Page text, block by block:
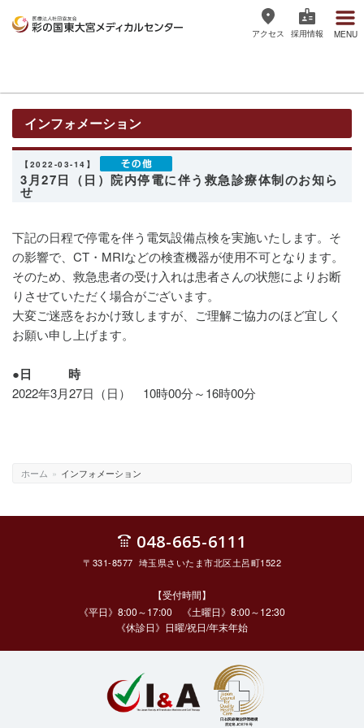
メディカルセンター
アクセス 採用情報 MENU
インフォメーション
【2022-03-14】
3月27日（日）院内停電に伴う救急診療体制のお知ら
せ
下記の日程で停電を伴う電気設備点検を実施いたします。そ
の影響で、CT・MRIなどの検査機器が使用不可となります。
そのため、救急患者の受け入れは患者さんの状態によりお断
りさせていただく場合がございます。
大変ご迷惑をおかけ致しますが、ご理解ご協力のほど宜しく
お願い申し上げます。
●日 時
2022年3月27日（日） 10時00分～16時00分
ホーム » インフォメーション
048-665-6111
〒331-8577 埼玉県さいたま市北区土呂町1522
【受付時間】
《平日》8:00～17:00 《土曜日》8:00～12:30
《休診日》日曜/祝日/年末年始